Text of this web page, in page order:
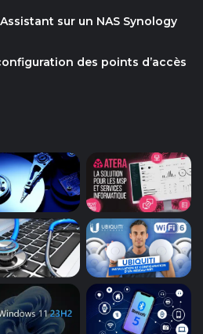
sur un NAS Synology
des points d’accès